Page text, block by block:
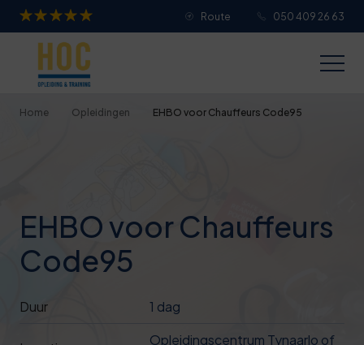
Route 050 409 26 63
Home Opleidingen EHBO voor Chauffeurs Code95
EHBO voor Chauffeurs
Code95
Duur 1 dag
Opleidingscentrum Tynaarlo of
Je overall waardering
Titel van je beoordeling
Je naam